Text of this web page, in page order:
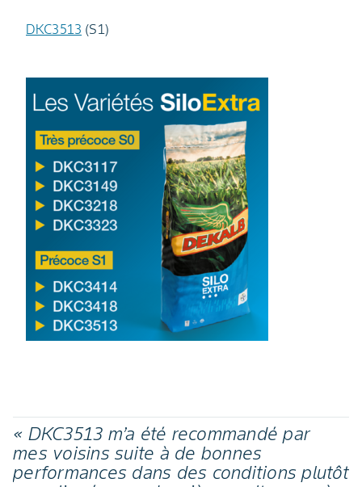
DKC3513 (S1)
« DKC3513 m’a été recommandé par
mes voisins suite à de bonnes
performances dans des conditions plutôt